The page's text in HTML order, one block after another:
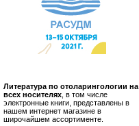
Литература по отоларингологии на
всех носителях , в том числе
электронные книги, представлены в
нашем интернет магазине в
широчайшем ассортименте.